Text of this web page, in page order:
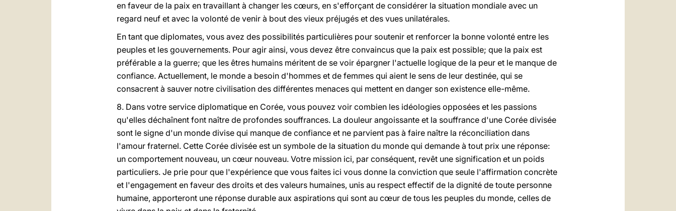
en faveur de la paix en travaillant à changer les cœurs, en s'efforçant de considérer la situation mondiale avec un
regard neuf et avec la volonté de venir à bout des vieux préjugés et des vues unilatérales.
En tant que diplomates, vous avez des possibilités particulières pour soutenir et renforcer la bonne volonté entre les
peuples et les gouvernements. Pour agir ainsi, vous devez être convaincus que la paix est possible; que la paix est
préférable a la guerre; que les êtres humains méritent de se voir épargner l'actuelle logique de la peur et le manque de
confiance. Actuellement, le monde a besoin d'hommes et de femmes qui aient le sens de leur destinée, qui se
consacrent à sauver notre civilisation des différentes menaces qui mettent en danger son existence elle-même.
8. Dans votre service diplomatique en Corée, vous pouvez voir combien les idéologies opposées et les passions
qu'elles déchaînent font naître de profondes souffrances. La douleur angoissante et la souffrance d'une Corée divisée
sont le signe d'un monde divise qui manque de confiance et ne parvient pas à faire naître la réconciliation dans
l'amour fraternel. Cette Corée divisée est un symbole de la situation du monde qui demande à tout prix une réponse:
un comportement nouveau, un cœur nouveau. Votre mission ici, par conséquent, revêt une signification et un poids
particuliers. Je prie pour que l'expérience que vous faites ici vous donne la conviction que seule l'affirmation concrète
et l'engagement en faveur des droits et des valeurs humaines, unis au respect effectif de la dignité de toute personne
humaine, apporteront une réponse durable aux aspirations qui sont au cœur de tous les peuples du monde, celles de